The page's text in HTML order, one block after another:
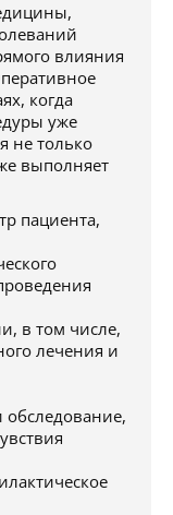
влияния
когда
уже
не только
выполняет
пациента,
в том числе,
лечения и